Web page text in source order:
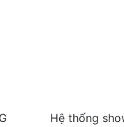
Hệ thống